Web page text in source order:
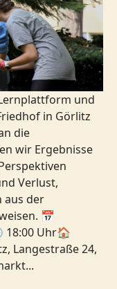
und
in Görlitz
die
wir Ergebnisse
Verlust,
aus der
📅
18:00 Uhr🏠
Langestraße 24,